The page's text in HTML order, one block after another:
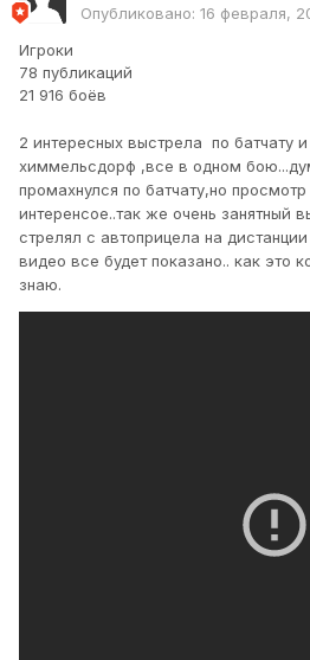
Опубликовано: 16 февраля,
Игроки
78 публикаций
21 916 боёв
2 интересных выстрела по батчату и
химмельсдорф ,все в одном
промахнулся по батчату,но
интеренсое..так же очень занятный
стрелял с автоприцела на
видео все будет показано.. как это
знаю.